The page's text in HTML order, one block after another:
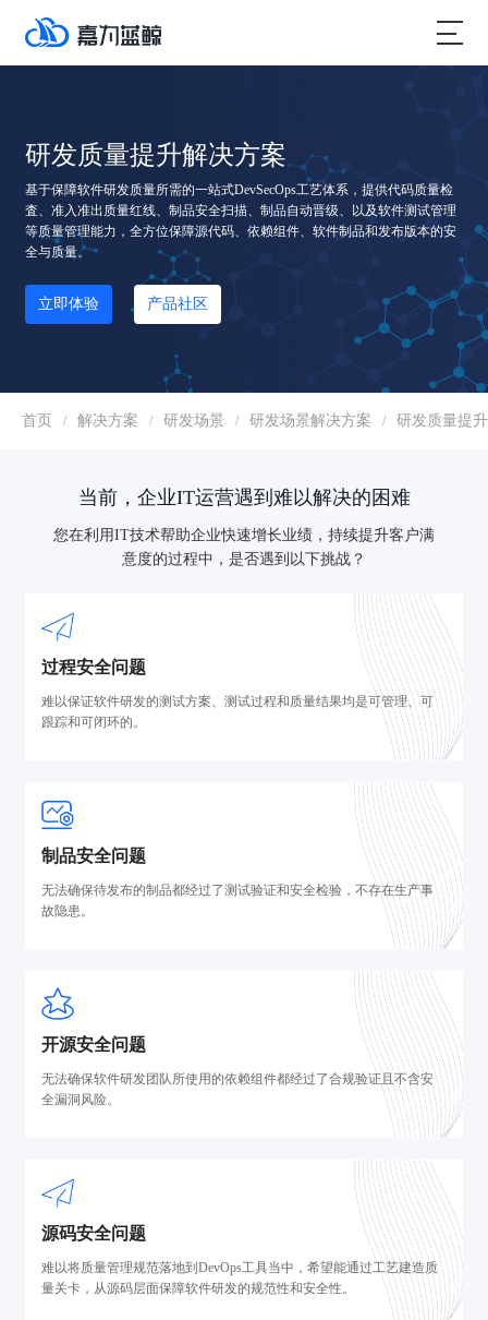
研发质量提升解决方案
基于保障软件研发质量所需的一站式DevSecOps工艺体系，提供代码质量检
査、准入准出质量红线、制品安全扫描、制品自动晋级、以及软件测试管理
等质量管理能力，全方位保障源代码、依赖组件、软件制品和发布版本的安
全与质量。
立即体验 产品社区
首页 / 解决方案 / 研发场景 / 研发场景解决方案 / 研发质量提
当前，企业IT运营遇到难以解决的困难
您在利用IT技术帮助企业快速增长业绩，持续提升客户满
意度的过程中，是否遇到以下挑战？
过程安全问题
难以保证软件研发的测试方案、测试过程和质量结果均是可管理、可
跟踪和可闭环的。
制品安全问题
无法确保待发布的制品都经过了测试验证和安全检验，不存在生产事
故隐患。
开源安全问题
无法确保软件研发团队所使用的依赖组件都经过了合规验证且不含安
全漏洞风险。
源码安全问题
难以将质量管理规范落地到DevOps工具当中，希望能通过工艺建造质
量关卡，从源码层面保障软件研发的规范性和安全性。